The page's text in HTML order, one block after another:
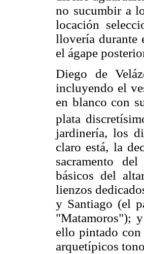
no sucumbir a
locación
llovería durante
el ágape
Diego de
incluyendo el
en blanco con
plata
jardinería, los
claro está, la
sacramento
básicos del
lienzos
y Santiago (el
"Matamoros");
ello pintado con
arquetípicos